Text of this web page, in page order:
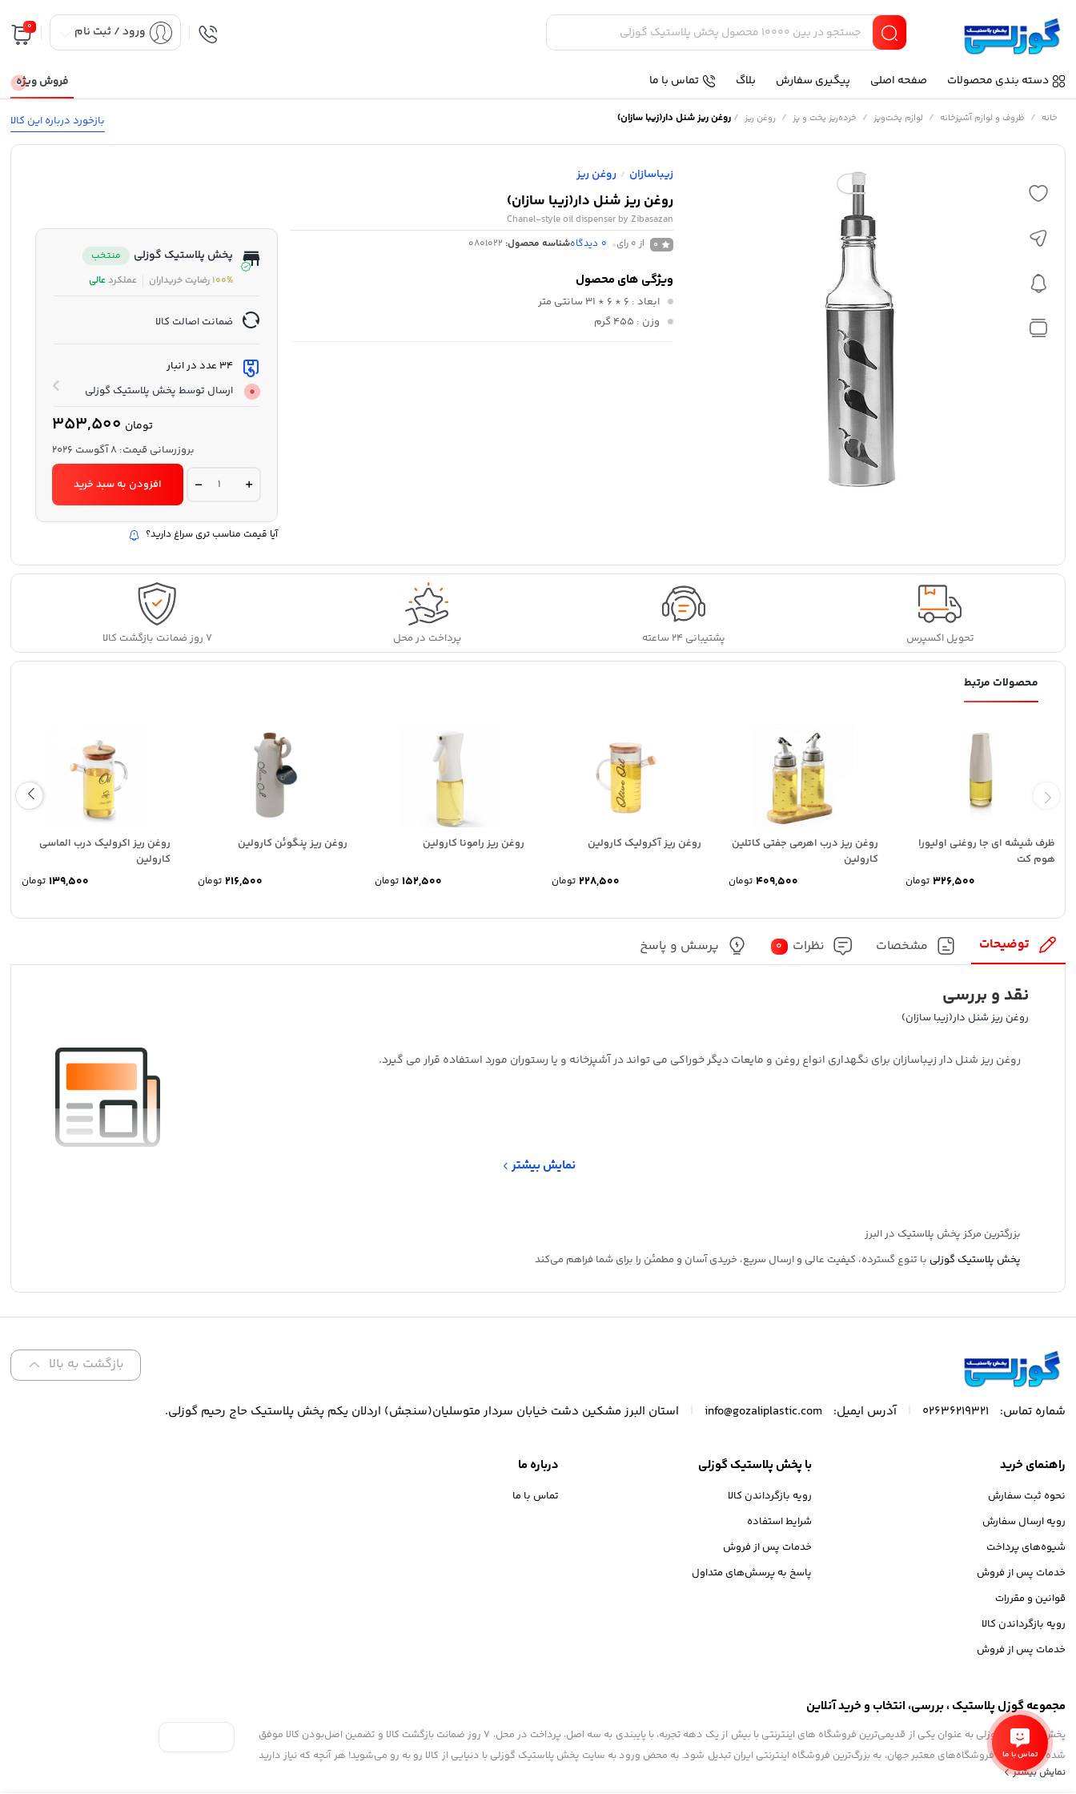
ورود / ثبت نام 0
دسته بندی محصولات صفحه اصلی پیگیری سفارش بلاگ تماس با ما فروش ویژه
بازخورد درباره این کالا خانه / ظروف و لوازم آشپزخانه / لوازم پخت‌وپز / خرده‌ریز پخت و پز / روغن ریز /روغن ریز شنل دار(زیبا سازان)
زیباسازان / روغن ریز
روغن ریز شنل دار(زیبا سازان)
Chanel-style oil dispenser by Zibasazan
0 از 0 رای 0 دیدگاهشناسه محصول: 0801022
ویژگی های محصول
ابعاد : 6 * 6 * 31 سانتی متر
وزن : 455 گرم
پخش پلاستیک گوزلی
منتخب
100%رضایت خریداران عملکردعالی
ضمانت اصالت کالا
34 عدد در انبار
ارسال توسط پخش پلاستیک گوزلی
تومان
بروزرسانی قیمت: 8 آگوست 2026
روغن
ریز
دار(زیبا
سازان)
quantity
افزودن به سبد خرید
آیا قیمت مناسب تری سراغ دارید؟
تحویل اکسپرس پشتیبانی ۲۴ ساعته پرداخت در محل ۷ روز ضمانت بازگشت کالا
محصولات مرتبط
ظرف شیشه ای جا روغنی اولیورا
هوم کت
تومان
روغن ریز درب اهرمی جفتی کاتلین
کارولین
تومان
روغن ریز آکرولیک کارولین
تومان
روغن ریز رامونا کارولین
تومان
روغن ریز پنگوئن کارولین
تومان
روغن ریز اکرولیک درب الماسی
کارولین
تومان
توضیحات مشخصات نظرات 0 پرسش و پاسخ
نقد و بررسی
روغن ریز شنل دار(زیبا سازان)
روغن ریز شنل دار زیباسازان برای نگهداری انواع روغن و مایعات دیگر خوراکی می تواند در آشپزخانه و یا رستوران مورد استفاده قرار می گیرد.
نمایش بیشتر
بزرگترین مرکز پخش پلاستیک در البرز
پخش پلاستیک گوزلی با تنوع گسترده، کیفیت عالی و ارسال سریع، خریدی آسان و مطمئن را برای شما فراهم می‌کند
بازگشت به بالا
شماره تماس: 02636219321 آدرس ایمیل: info@gozaliplastic.com استان البرز مشکین دشت خیابان سردار متوسلیان(سنجش) اردلان یکم پخش پلاستیک حاج رحیم گوزلی.
راهنمای خرید
نحوه ثبت سفارش
رویه ارسال سفارش
شیوه‌های پرداخت
خدمات پس از فروش
قوانین و مقررات
رویه بازگرداندن کالا
خدمات پس از فروش
با پخش پلاستیک گوزلی
رویه بازگرداندن کالا
شرایط استفاده
خدمات پس از فروش
پاسخ به پرسش‌های متداول
درباره ما
تماس با ما
مجموعه گوزل پلاستیک ، بررسی، انتخاب و خرید آنلاین
پخش پلاستیک گوزلی به عنوان یکی از قدیمی‌ترین فروشگاه های اینترنتی با بیش از یک دهه تجربه، با پایبندی به سه اصل، پرداخت در محل، ۷ روز ضمانت بازگشت کالا و تضمین اصل‌بودن کالا موفق
شده تا همگام با فروشگاه‌های معتبر جهان، به بزرگ‌ترین فروشگاه اینترنتی ایران تبدیل شود. به محض ورود به سایت پخش پلاستیک گوزلی با دنیایی از کالا رو به رو می‌شوید! هر آنچه که نیاز دارید
و به ذهن شما خطور می‌کند در اینجا پیدا خواهید کرد.
نمایش بیشتر
تماس با ما